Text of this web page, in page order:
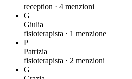
reception · 4 menzioni
G
Giulia
fisioterapista · 1 menzione
P
Patrizia
fisioterapista · 2 menzioni
G